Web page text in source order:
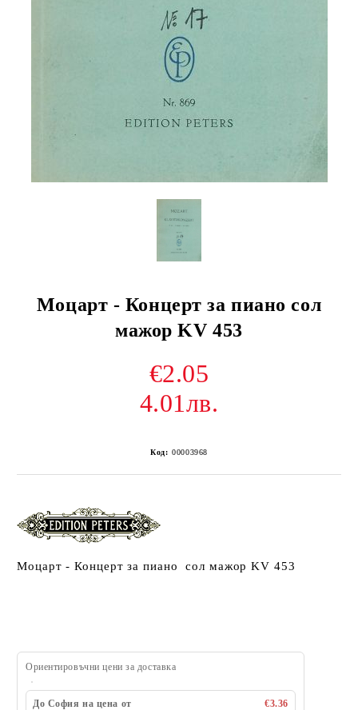
Моцарт - Концерт за пиано сол
мажор KV 453
€2.05
4.01лв.
Код: 00003968
Моцарт - Концерт за пиано сол мажор KV 453
Ориентировъчни цени за доставка
До София на цена от
€3.36